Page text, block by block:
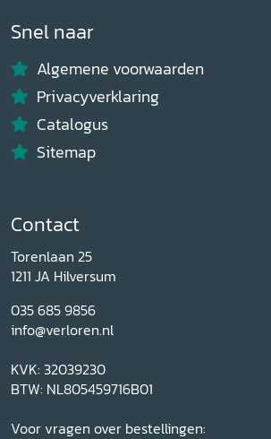
Snel naar
Algemene voorwaarden
Privacyverklaring
Catalogus
Sitemap
Contact
Torenlaan 25
1211 JA Hilversum
035 685 9856
info@verloren.nl
KVK: 32039230
BTW: NL805459716B01
Voor vragen over bestellingen: